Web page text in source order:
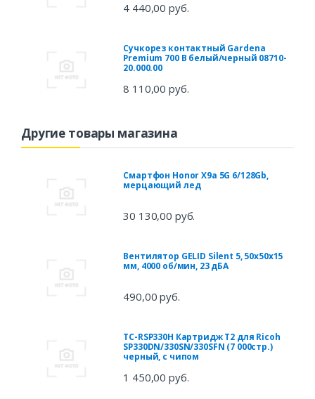
4 440,00 руб.
Сучкорез контактный Gardena
Premium 700 B белый/черный 08710-
20.000.00
8 110,00 руб.
Другие товары магазина
Смартфон Honor X9a 5G 6/128Gb,
мерцающий лед
30 130,00 руб.
Вентилятор GELID Silent 5, 50х50х15
мм, 4000 об/мин, 23 дБА
490,00 руб.
TC-RSP330H Картридж T2 для Ricoh
SP330DN/330SN/330SFN (7 000стр.)
черный, с чипом
1 450,00 руб.